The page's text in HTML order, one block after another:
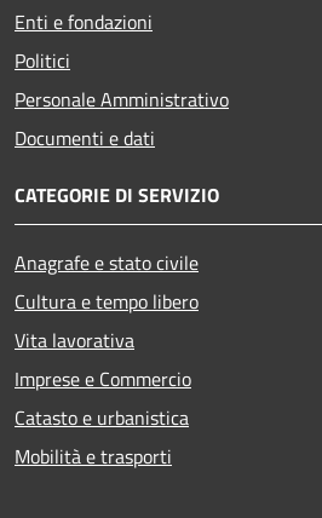
Enti e fondazioni
Politici
Personale Amministrativo
Documenti e dati
CATEGORIE DI SERVIZIO
Anagrafe e stato civile
Cultura e tempo libero
Vita lavorativa
Imprese e Commercio
Catasto e urbanistica
Mobilità e trasporti